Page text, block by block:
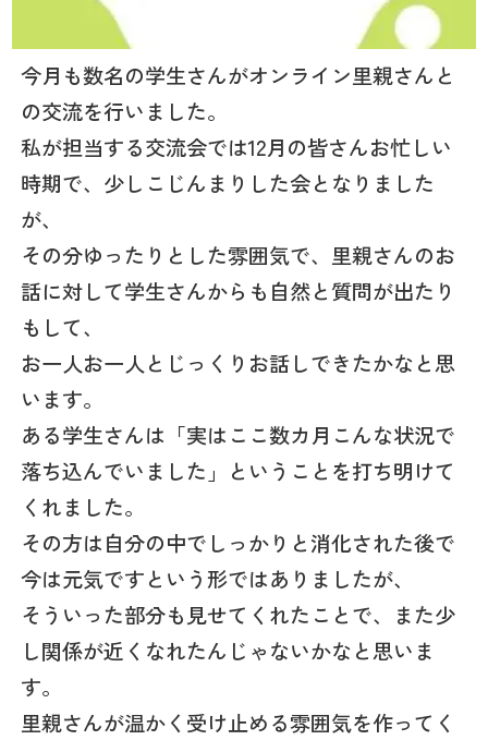
今月も数名の学生さんがオンライン里親さんと
の交流を行いました。
私が担当する交流会では12月の皆さんお忙しい
時期で、少しこじんまりした会となりました
が、
その分ゆったりとした雰囲気で、里親さんのお
話に対して学生さんからも自然と質問が出たり
もして、
お一人お一人とじっくりお話しできたかなと思
います。
ある学生さんは「実はここ数カ月こんな状況で
落ち込んでいました」ということを打ち明けて
くれました。
その方は自分の中でしっかりと消化された後で
今は元気ですという形ではありましたが、
そういった部分も見せてくれたことで、また少
し関係が近くなれたんじゃないかなと思いま
す。
里親さんが温かく受け止める雰囲気を作ってく